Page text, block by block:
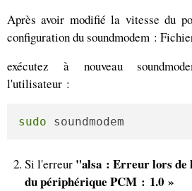
Après avoir modifié la vitesse du
configuration du soundmodem :
exécutez à nouveau
l'utilisateur :
sudo soundmodem
Si l'erreur "alsa : Erreur lors de
du périphérique PCM : 1.0 »